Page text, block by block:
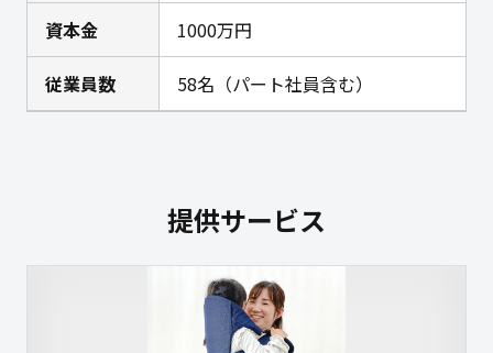
資本金 1000万円
従業員数 58名（パート社員含む）
提供サービス